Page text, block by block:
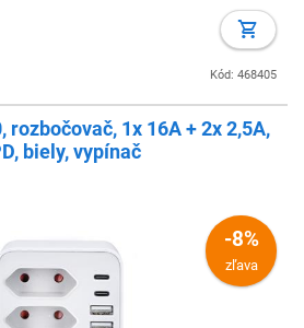
Kód: 468405
rozbočovač, 1x 16A + 2x 2,5A,
biely, vypínač
-8%
zľava